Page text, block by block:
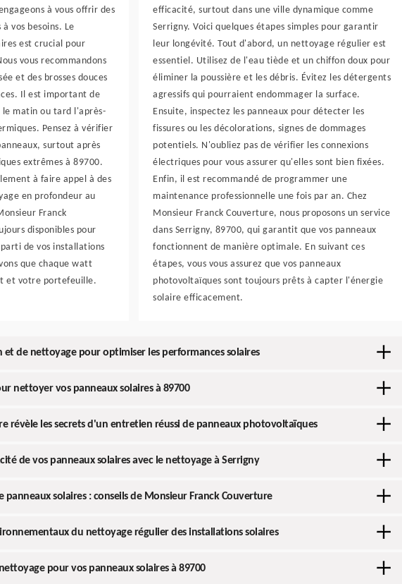
à vous offrir des
vos besoins. Le
est crucial pour
vous recommandons
et des brosses douces
Il est important de
matin ou tard l'après-
Pensez à vérifier
surtout après
extrêmes à 89700.
à faire appel à des
en profondeur au
Franck
disponibles pour
de vos installations
que chaque watt
et votre portefeuille.
efficacité, surtout dans une ville dynamique comme
Serrigny. Voici quelques étapes simples pour garantir
leur longévité. Tout d'abord, un nettoyage régulier est
essentiel. Utilisez de l'eau tiède et un chiffon doux pour
éliminer la poussière et les débris. Évitez les détergents
agressifs qui pourraient endommager la surface.
Ensuite, inspectez les panneaux pour détecter les
fissures ou les décolorations, signes de dommages
potentiels. N'oubliez pas de vérifier les connexions
électriques pour vous assurer qu'elles sont bien fixées.
Enfin, il est recommandé de programmer une
maintenance professionnelle une fois par an. Chez
Monsieur Franck Couverture, nous proposons un service
dans Serrigny, 89700, qui garantit que vos panneaux
fonctionnent de manière optimale. En suivant ces
étapes, vous vous assurez que vos panneaux
photovoltaïques sont toujours prêts à capter l'énergie
solaire efficacement.
de nettoyage pour optimiser les performances solaires
nettoyer vos panneaux solaires à 89700
révèle les secrets d'un entretien réussi de panneaux photovoltaïques
de vos panneaux solaires avec le nettoyage à Serrigny
panneaux solaires : conseils de Monsieur Franck Couverture
du nettoyage régulier des installations solaires
pour vos panneaux solaires à 89700